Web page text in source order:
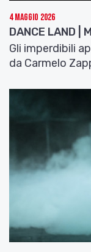
4 Maggio 2026
DANCE LAND |
Gli imperdibili
da Carmelo